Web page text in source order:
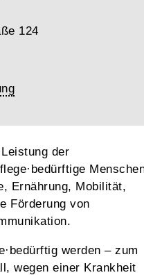
124
der
Ernährung, Mobilität,
Förderung von
werden – zum
wegen einer Krankheit